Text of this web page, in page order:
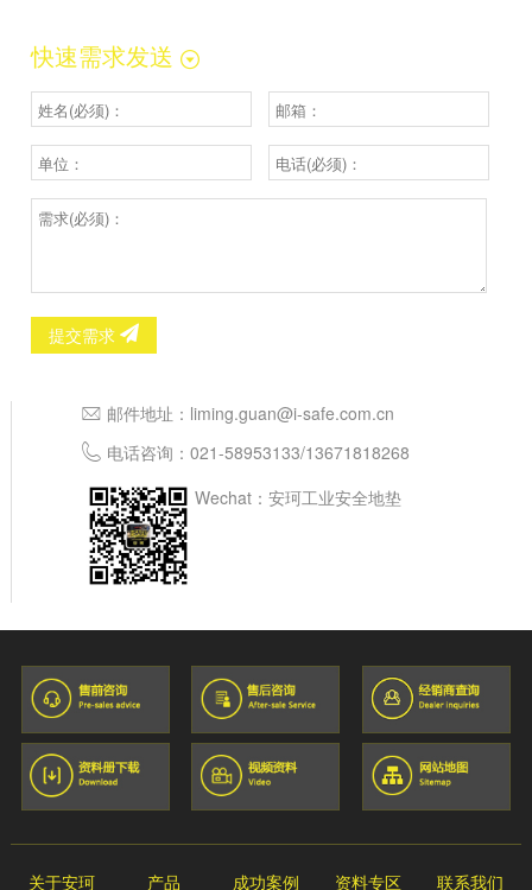
快速需求发送
提交需求
邮件地址： liming.guan@i-safe.com.cn
电话咨询： 021-58953133/13671818268
Wechat：安珂工业安全地垫
关于安珂 产品 成功案例 资料专区 联系我们